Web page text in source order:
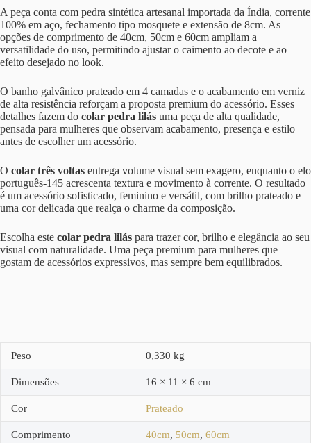
A peça conta com pedra sintética artesanal importada da Índia, corrente
100% em aço, fechamento tipo mosquete e extensão de 8cm. As
opções de comprimento de 40cm, 50cm e 60cm ampliam a
versatilidade do uso, permitindo ajustar o caimento ao decote e ao
efeito desejado no look.
O banho galvânico prateado em 4 camadas e o acabamento em verniz
de alta resistência reforçam a proposta premium do acessório. Esses
detalhes fazem do colar pedra lilás uma peça de alta qualidade,
pensada para mulheres que observam acabamento, presença e estilo
antes de escolher um acessório.
O colar três voltas entrega volume visual sem exagero, enquanto o elo
português-145 acrescenta textura e movimento à corrente. O resultado
é um acessório sofisticado, feminino e versátil, com brilho prateado e
uma cor delicada que realça o charme da composição.
Escolha este colar pedra lilás para trazer cor, brilho e elegância ao seu
visual com naturalidade. Uma peça premium para mulheres que
gostam de acessórios expressivos, mas sempre bem equilibrados.
Peso 0,330 kg
Dimensões 16 × 11 × 6 cm
Cor Prateado
Comprimento 40cm, 50cm, 60cm